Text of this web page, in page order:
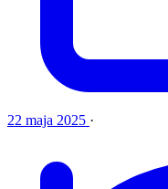
22 maja 2025 ·